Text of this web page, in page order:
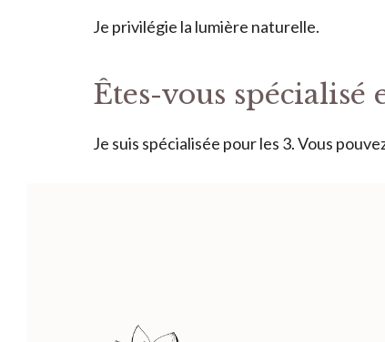
Je privilégie la lumière naturelle.
Êtes-vous spécialisé
Je suis spécialisée pour les 3. Vous